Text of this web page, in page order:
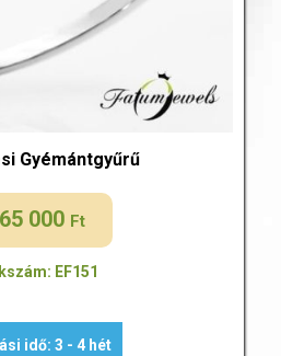
Gyémántgyűrű
000 Ft
EF151
idő: 3 - 4 hét